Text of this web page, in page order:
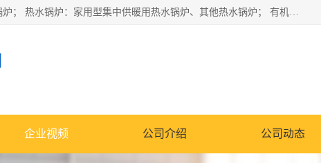
蒸汽锅炉：水管锅炉、火管锅炉、混合式锅炉、其他蒸汽锅炉； 热水锅炉：家用型集中供暖用热水锅炉、其他热水锅炉； 有机热载体锅炉； 船用蒸汽锅炉； （锅炉用辅助设备及装置）蒸汽冷凝器：表面冷凝器、混合式冷凝器、空冷式冷凝器、其他蒸汽冷凝器； 锅炉用辅助设备：节热器、蒸汽收集器、蓄能器、烟垢清除器、气体回收器、泥渣刮除器、空气预热器、其他锅炉用辅助设备；
企业视频 公司介绍 公司动态